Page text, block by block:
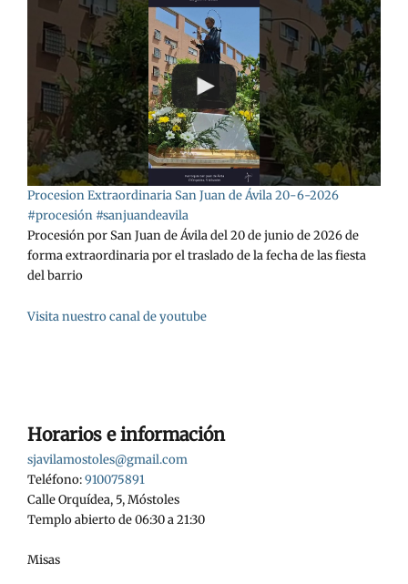
Procesion Extraordinaria San Juan de Ávila 20-6-2026
#procesión #sanjuandeavila
Procesión por San Juan de Ávila del 20 de junio de 2026 de
forma extraordinaria por el traslado de la fecha de las fiesta
del barrio
Visita nuestro canal de youtube
Horarios e información
sjavilamostoles@gmail.com
Teléfono:910075891
Calle Orquídea, 5, Móstoles
Templo abierto de 06:30 a 21:30
Misas